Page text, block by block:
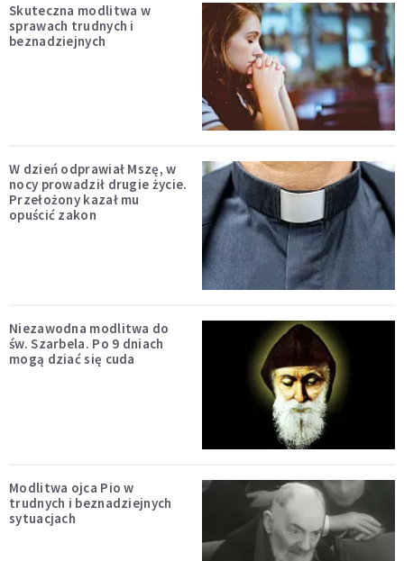
Skuteczna modlitwa w
sprawach trudnych i
beznadziejnych
W dzień odprawiał Mszę, w
nocy prowadził drugie życie.
Przełożony kazał mu
opuścić zakon
Niezawodna modlitwa do
św. Szarbela. Po 9 dniach
mogą dziać się cuda
Modlitwa ojca Pio w
trudnych i beznadziejnych
sytuacjach